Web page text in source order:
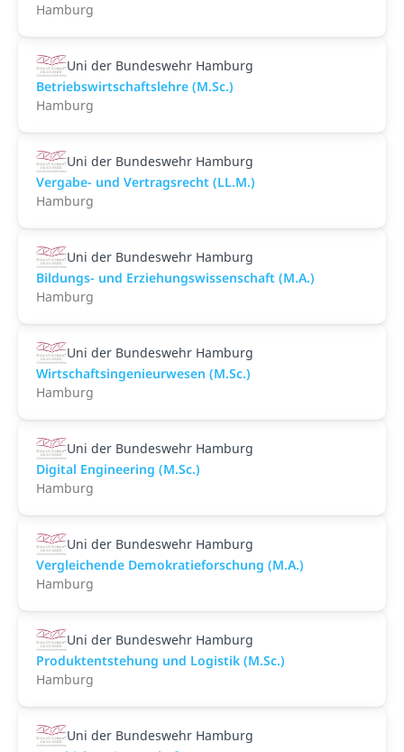
Hamburg
Uni der Bundeswehr Hamburg
Betriebswirtschaftslehre (M.Sc.)
Hamburg
Uni der Bundeswehr Hamburg
Vergabe- und Vertragsrecht (LL.M.)
Hamburg
Uni der Bundeswehr Hamburg
Bildungs- und Erziehungswissenschaft (M.A.)
Hamburg
Uni der Bundeswehr Hamburg
Wirtschaftsingenieurwesen (M.Sc.)
Hamburg
Uni der Bundeswehr Hamburg
Digital Engineering (M.Sc.)
Hamburg
Uni der Bundeswehr Hamburg
Vergleichende Demokratieforschung (M.A.)
Hamburg
Uni der Bundeswehr Hamburg
Produktentstehung und Logistik (M.Sc.)
Hamburg
Uni der Bundeswehr Hamburg